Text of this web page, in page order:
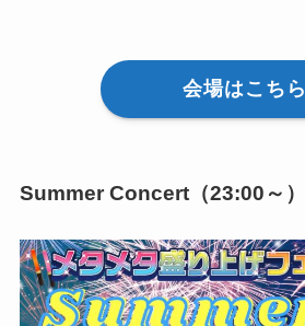
会場はこちら
Summer Concert（23:00～）